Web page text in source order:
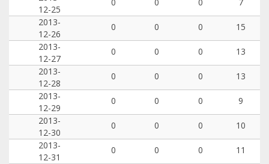
12-25
0 0 0
7
2013-
12-26
0 0 0
15
2013-
12-27
0 0 0
13
2013-
12-28
0 0 0
13
2013-
12-29
0 0 0
9
2013-
12-30
0 0 0
10
2013-
12-31
0 0 0 11